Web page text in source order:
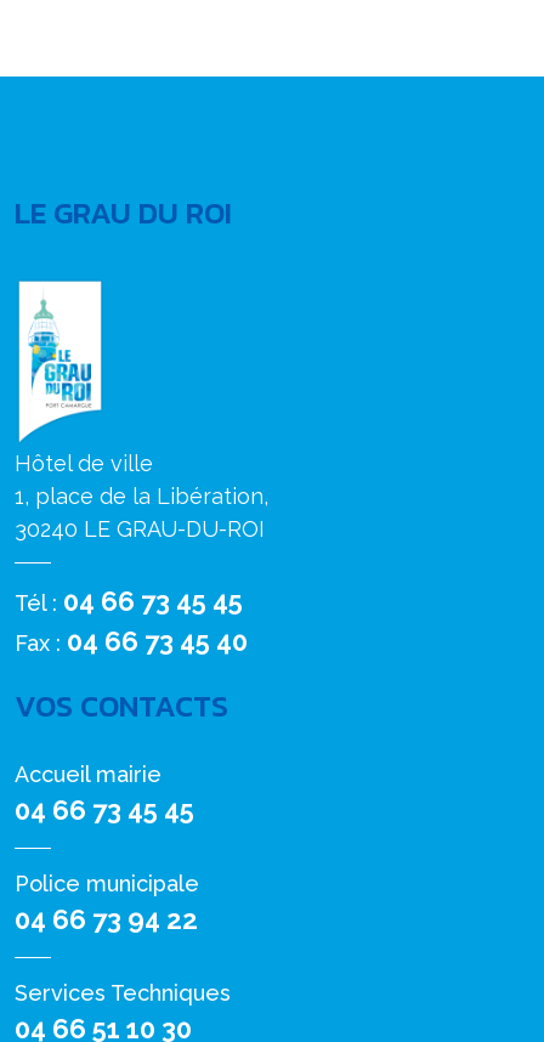
LE GRAU DU ROI
Hôtel de ville
1, place de la Libération,
30240 LE GRAU-DU-ROI
Tél : 04 66 73 45 45
Fax : 04 66 73 45 40
VOS CONTACTS
Accueil mairie
04 66 73 45 45
Police municipale
04 66 73 94 22
Services Techniques
04 66 51 10 30